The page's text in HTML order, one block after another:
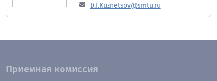
D.I.Kuznetsov@smtu.ru
Приемная комиссия